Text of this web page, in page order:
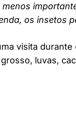
menos
os insetos
visita
luvas,